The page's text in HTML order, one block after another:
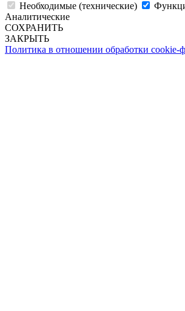
Необходимые (технические)
Аналитические
СОХРАНИТЬ
ЗАКРЫТЬ
Политика в отношении обработки cookie-